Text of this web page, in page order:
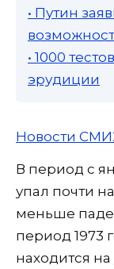
• Путин
• 1000
эрудиции
Новости
В период с
упал почти
меньше
период 1973
находится